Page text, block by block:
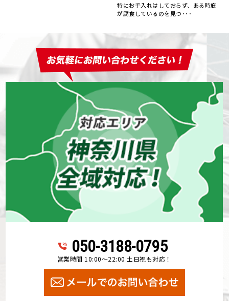
050-3188-0795
営業時間 10:00～22:00 土日祝も対応！